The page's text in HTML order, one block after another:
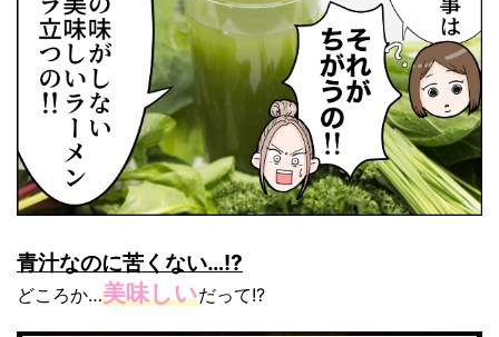
青汁なのに苦くない…!?
どころか…美味しいだって!?